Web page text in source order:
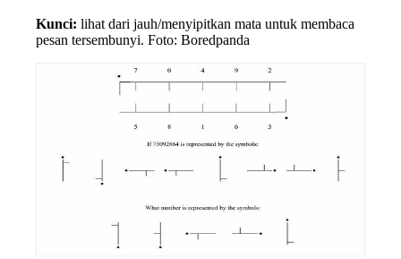
Kunci: lihat dari jauh/menyipitkan mata untuk membaca
pesan tersembunyi. Foto: Boredpanda